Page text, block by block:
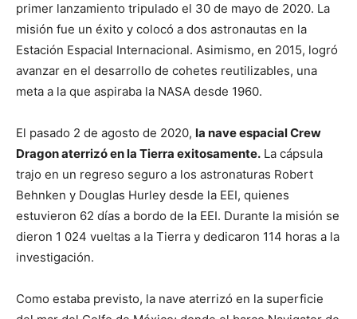
primer lanzamiento tripulado el 30 de mayo de 2020. La
misión fue un éxito y colocó a dos astronautas en la
Estación Espacial Internacional. Asimismo, en 2015, logró
avanzar en el desarrollo de cohetes reutilizables, una
meta a la que aspiraba la NASA desde 1960.
El pasado 2 de agosto de 2020, la nave espacial Crew
Dragon aterrizó en la Tierra exitosamente. La cápsula
trajo en un regreso seguro a los astronaturas Robert
Behnken y Douglas Hurley desde la EEI, quienes
estuvieron 62 días a bordo de la EEI. Durante la misión se
dieron 1 024 vueltas a la Tierra y dedicaron 114 horas a la
investigación.
Como estaba previsto, la nave aterrizó en la superficie